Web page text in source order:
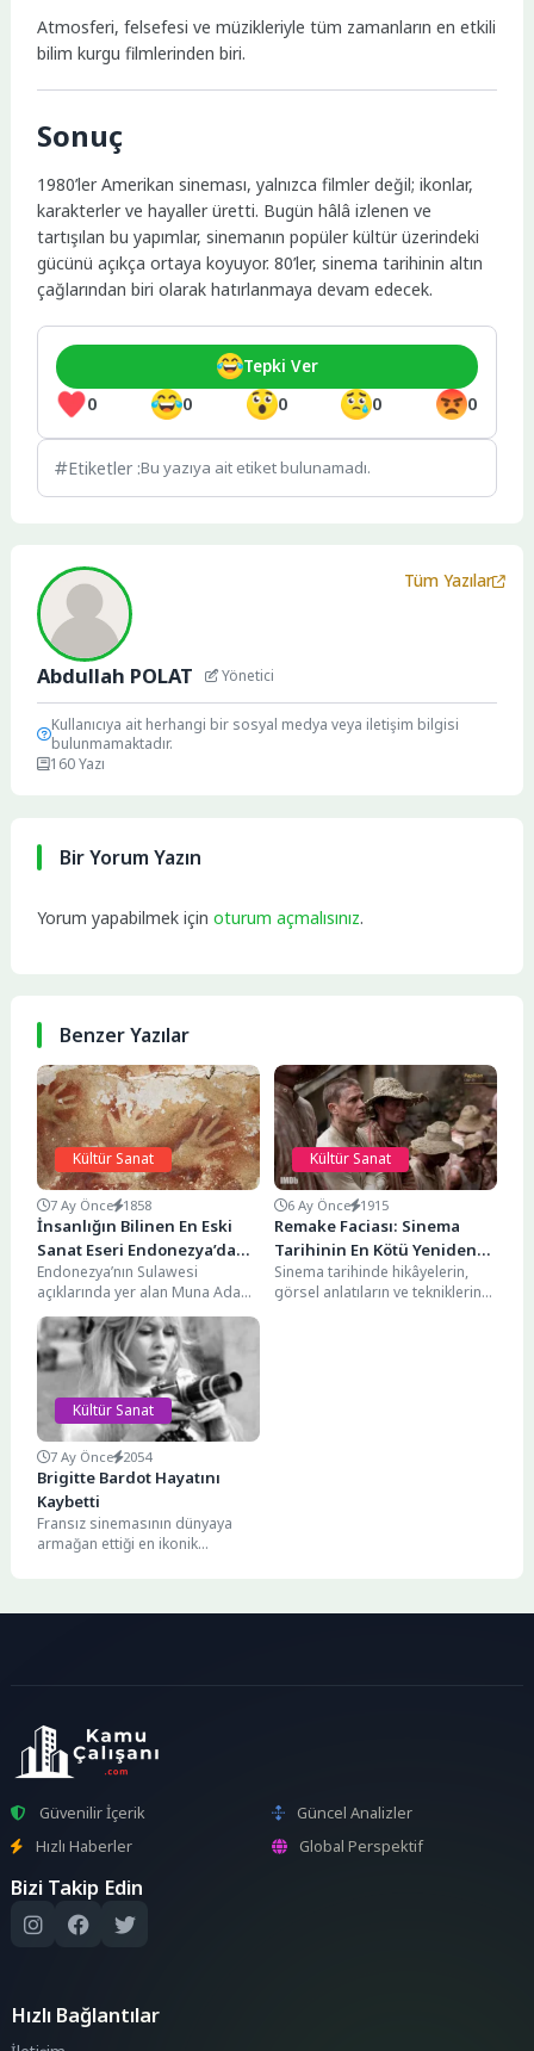
Atmosferi, felsefesi ve müzikleriyle tüm zamanların en etkili
bilim kurgu filmlerinden biri.
Sonuç
1980’ler Amerikan sineması, yalnızca filmler değil; ikonlar,
karakterler ve hayaller üretti. Bugün hâlâ izlenen ve
tartışılan bu yapımlar, sinemanın popüler kültür üzerindeki
gücünü açıkça ortaya koyuyor. 80’ler, sinema tarihinin altın
çağlarından biri olarak hatırlanmaya devam edecek.
0 0 0 0 0
Tepki Ver
Etiketler :Bu yazıya ait etiket bulunamadı.
Abdullah POLAT Yönetici
Tüm Yazılar
Kullanıcıya ait herhangi bir sosyal medya veya iletişim bilgisi
bulunmamaktadır.
160 Yazı
Bir Yorum Yazın
Yorum yapabilmek içinoturum açmalısınız.
Benzer Yazılar
Kültür Sanat
7 Ay Önce 1858
İnsanlığın Bilinen En Eski
Sanat Eseri Endonezya’da
Keşfedildi
Endonezya’nın Sulawesi
açıklarında yer alan Muna Adası,
insanlık tarihini yeniden
yazdıracak bir keşfe sahne
oldu....
Kültür Sanat
6 Ay Önce 1915
Remake Faciası: Sinema
Tarihinin En Kötü Yeniden
Çekimleri
Sinema tarihinde hikâyelerin,
görsel anlatıların ve tekniklerin
Kültür Sanat
7 Ay Önce 2054
Brigitte Bardot Hayatını
Kaybetti
Fransız sinemasının dünyaya
armağan ettiği en ikonik
Güvenilir İçerik
Güncel Analizler
Hızlı Haberler
Global Perspektif
Bizi Takip Edin
Hızlı Bağlantılar